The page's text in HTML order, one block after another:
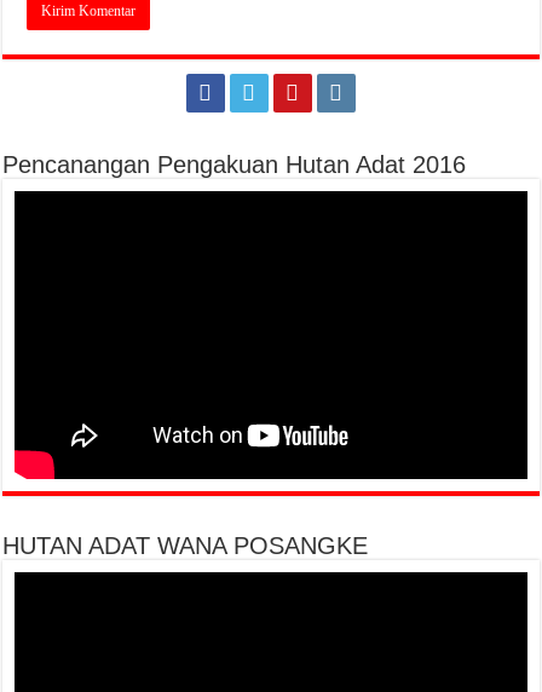
Pencanangan Pengakuan Hutan Adat 2016
HUTAN ADAT WANA POSANGKE